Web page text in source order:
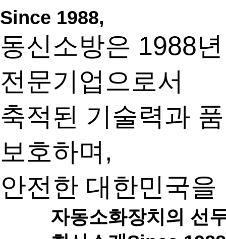
Since 1988,
동신소방은 1988
전문기업으로서
축적된 기술력과
보호하며,
안전한 대한민국
자동소화장치의 선